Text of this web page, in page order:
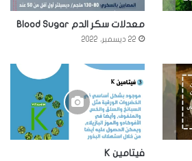
معدلات سكر الدم Blood Sugar
22 ديسمبر، 2022
فيتامين K